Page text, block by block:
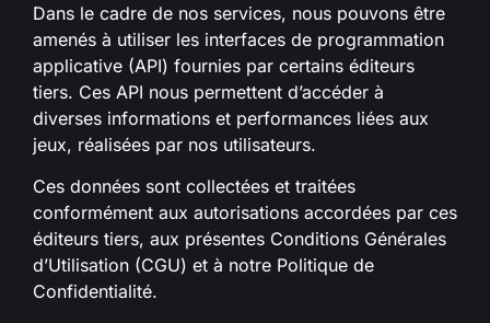
Dans le cadre de nos services, nous pouvons être
amenés à utiliser les interfaces de programmation
applicative (API) fournies par certains éditeurs
tiers. Ces API nous permettent d’accéder à
diverses informations et performances liées aux
jeux, réalisées par nos utilisateurs.
Ces données sont collectées et traitées
conformément aux autorisations accordées par ces
éditeurs tiers, aux présentes Conditions Générales
d’Utilisation (CGU) et à notre Politique de
Confidentialité.